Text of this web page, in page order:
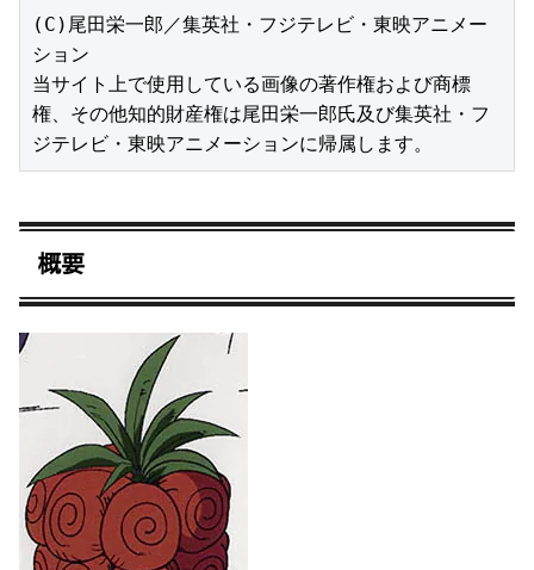
(C)尾田栄一郎／集英社・フジテレビ・東映アニメー
ション
当サイト上で使用している画像の著作権および商標
権、その他知的財産権は尾田栄一郎氏及び集英社・フ
ジテレビ・東映アニメーションに帰属します。
概要